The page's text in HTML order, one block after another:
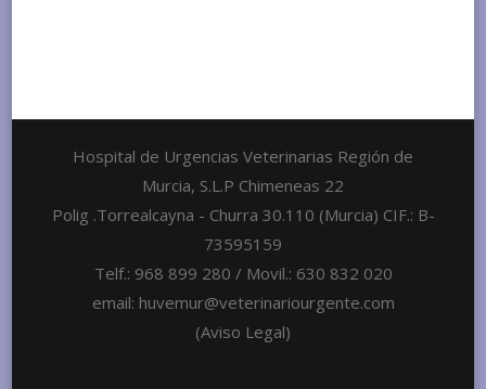
Hospital de Urgencias Veterinarias Región de
Murcia, S.L.P Chimeneas 22
Polig .Torrealcayna - Churra 30.110 (Murcia) CIF.: B-
73595159
Telf.: 968 899 280 / Movil.: 630 832 020
email: huvemur@veterinariourgente.com
(Aviso Legal)